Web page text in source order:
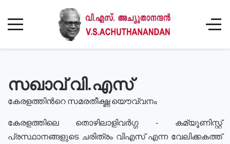
സഖാവ് വി.എസ്
കേരളത്തിൻറെ സമരതീക്ഷ്ണ യൌവ്വനം
കേരളത്തിലെ തൊഴിലാളിവർഗ്ഗ - കമ്യൂണിസ്റ്റ്
പ്രസ്ഥാനങ്ങളുടെ ചരിത്രം വിഎസ് എന്ന വേലിക്കകത്ത്